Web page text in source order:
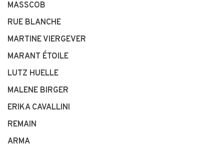
MASSCOB
RUE BLANCHE
MARTINE VIERGEVER
MARANT ÉTOILE
LUTZ HUELLE
MALENE BIRGER
ERIKA CAVALLINI
REMAIN
ARMA